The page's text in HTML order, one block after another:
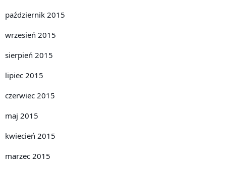
październik 2015
wrzesień 2015
sierpień 2015
lipiec 2015
czerwiec 2015
maj 2015
kwiecień 2015
marzec 2015